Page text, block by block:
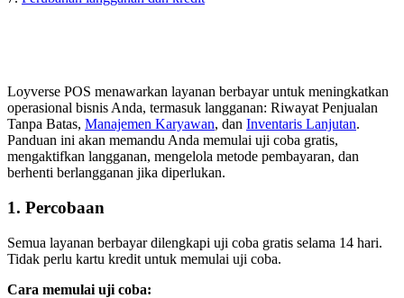
Loyverse POS menawarkan layanan berbayar untuk meningkatkan
operasional bisnis Anda, termasuk langganan: Riwayat Penjualan
Tanpa Batas, Manajemen Karyawan, dan Inventaris Lanjutan.
Panduan ini akan memandu Anda memulai uji coba gratis,
mengaktifkan langganan, mengelola metode pembayaran, dan
berhenti berlangganan jika diperlukan.
1. Percobaan
Semua layanan berbayar dilengkapi uji coba gratis selama 14 hari.
Tidak perlu kartu kredit untuk memulai uji coba.
Cara memulai uji coba: